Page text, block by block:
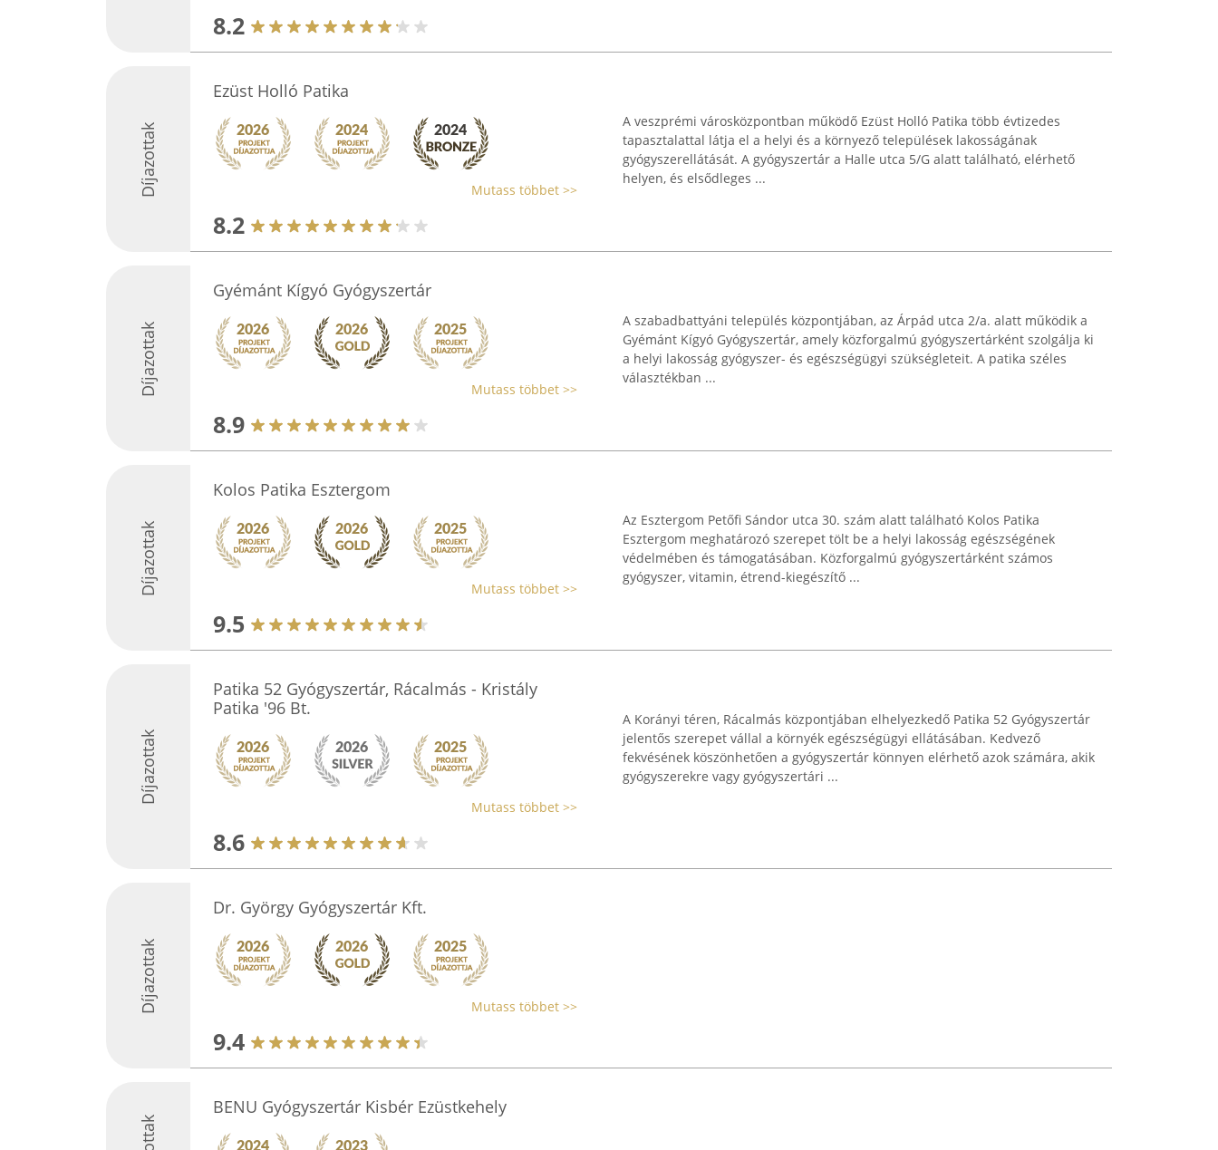
8.2
Díjazottak
Ezüst Holló Patika
Mutass többet >>
8.2
A veszprémi városközpontban működő Ezüst Holló Patika több évtizedes
tapasztalattal látja el a helyi és a környező települések lakosságának
gyógyszerellátását. A gyógyszertár a Halle utca 5/G alatt található, elérhető
helyen, és elsődleges ...
Díjazottak
Gyémánt Kígyó Gyógyszertár
Mutass többet >>
8.9
A szabadbattyáni település központjában, az Árpád utca 2/a. alatt működik a
Gyémánt Kígyó Gyógyszertár, amely közforgalmú gyógyszertárként szolgálja ki
a helyi lakosság gyógyszer- és egészségügyi szükségleteit. A patika széles
választékban ...
Díjazottak
Kolos Patika Esztergom
Mutass többet >>
9.5
Az Esztergom Petőfi Sándor utca 30. szám alatt található Kolos Patika
Esztergom meghatározó szerepet tölt be a helyi lakosság egészségének
védelmében és támogatásában. Közforgalmú gyógyszertárként számos
gyógyszer, vitamin, étrend-kiegészítő ...
Díjazottak
Patika 52 Gyógyszertár, Rácalmás - Kristály
Patika '96 Bt.
Mutass többet >>
8.6
A Korányi téren, Rácalmás központjában elhelyezkedő Patika 52 Gyógyszertár
jelentős szerepet vállal a környék egészségügyi ellátásában. Kedvező
fekvésének köszönhetően a gyógyszertár könnyen elérhető azok számára, akik
gyógyszerekre vagy gyógyszertári ...
Díjazottak
Dr. György Gyógyszertár Kft.
Mutass többet >>
9.4
BENU Gyógyszertár Kisbér Ezüstkehely